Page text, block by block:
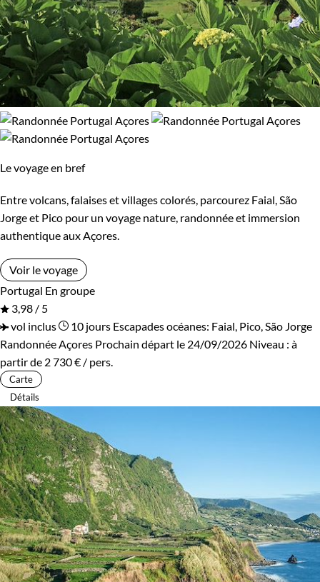
Le voyage en bref
Entre volcans, falaises et villages colorés, parcourez Faial, São
Jorge et Pico pour un voyage nature, randonnée et immersion
authentique aux Açores.
Voir le voyage
Portugal En groupe
3,98 / 5
vol inclus
10 jours Escapades océanes: Faial, Pico, São Jorge
Randonnée Açores Prochain départ le 24/09/2026 Niveau : à
partir de 2 730 € / pers.
Carte
Détails